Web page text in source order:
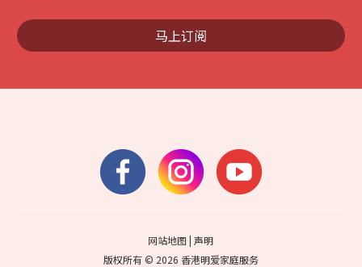
马上订阅
网站地图 |声明
版权所有 © 2026 香港明爱家庭服务